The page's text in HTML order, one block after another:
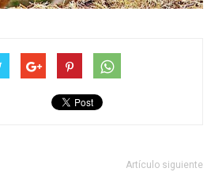
Artículo siguiente